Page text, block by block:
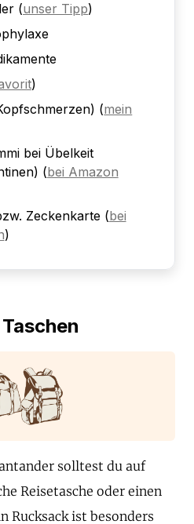
(unser Tipp)
)
(mein
bei Übelkeit
(bei Amazon
Zeckenkarte (bei
)
solltest du auf
Reisetasche oder einen
Rucksack ist besonders